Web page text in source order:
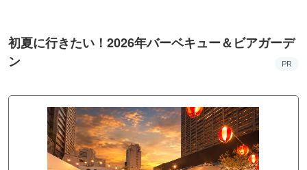
初夏に行きたい！2026年バーベキュー＆ビアガーデ
ン
PR